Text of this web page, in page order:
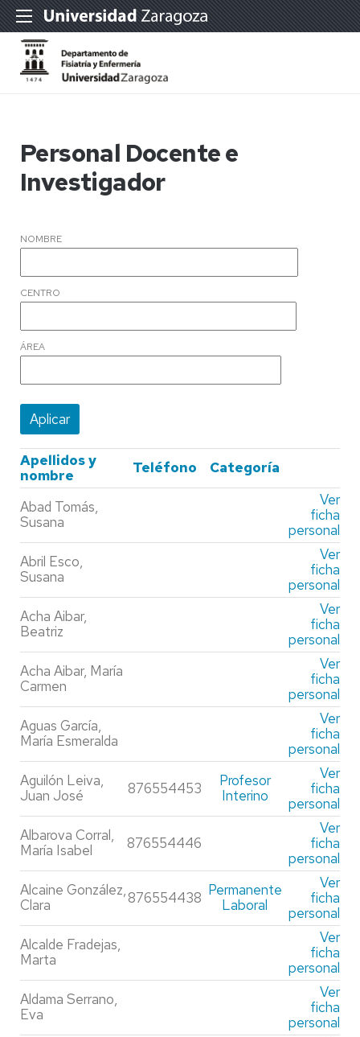
Personal Docente e
Investigador
NOMBRE
CENTRO
ÁREA
Apellidos y
nombre
Teléfono Categoría
Abad Tomás,
Susana
Ver
ficha
personal
Abril Esco,
Susana
Ver
ficha
personal
Acha Aibar,
Beatriz
Ver
ficha
personal
Acha Aibar, María
Carmen
Ver
ficha
personal
Aguas García,
María Esmeralda
Ver
ficha
personal
Aguilón Leiva,
Juan José
876554453
Profesor
Interino
Ver
ficha
personal
Albarova Corral,
María Isabel
876554446
Ver
ficha
personal
Alcaine González,
Clara
876554438 Permanente
Laboral
Ver
ficha
personal
Alcalde Fradejas,
Marta
Ver
ficha
personal
Aldama Serrano,
Eva
Ver
ficha
personal